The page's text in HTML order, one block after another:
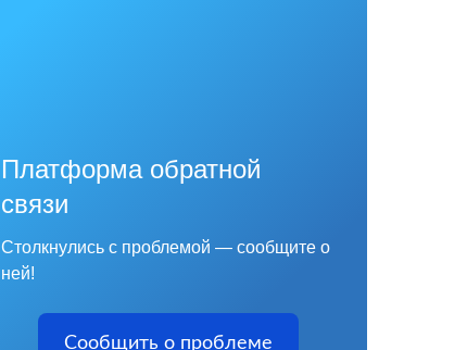
Платформа обратной
связи
Столкнулись с проблемой — сообщите о
ней!
Сообщить о проблеме